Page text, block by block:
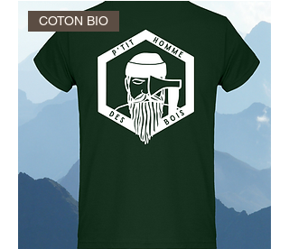
COTON BIO